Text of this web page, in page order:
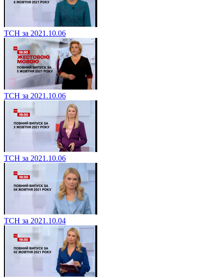
ТСН за 2021.10.06
ТСН за 2021.10.06
ТСН за 2021.10.06
ТСН за 2021.10.04